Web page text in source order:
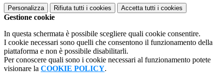
Personalizza Rifiuta tutti i cookies Accetta tutti i cookies
Gestione cookie
In questa schermata è possibile scegliere quali cookie consentire.
I cookie necessari sono quelli che consentono il funzionamento della
piattaforma e non è possibile disabilitarli.
Per conoscere quali sono i cookie necessari al funzionamento potete
visionare la COOKIE POLICY.